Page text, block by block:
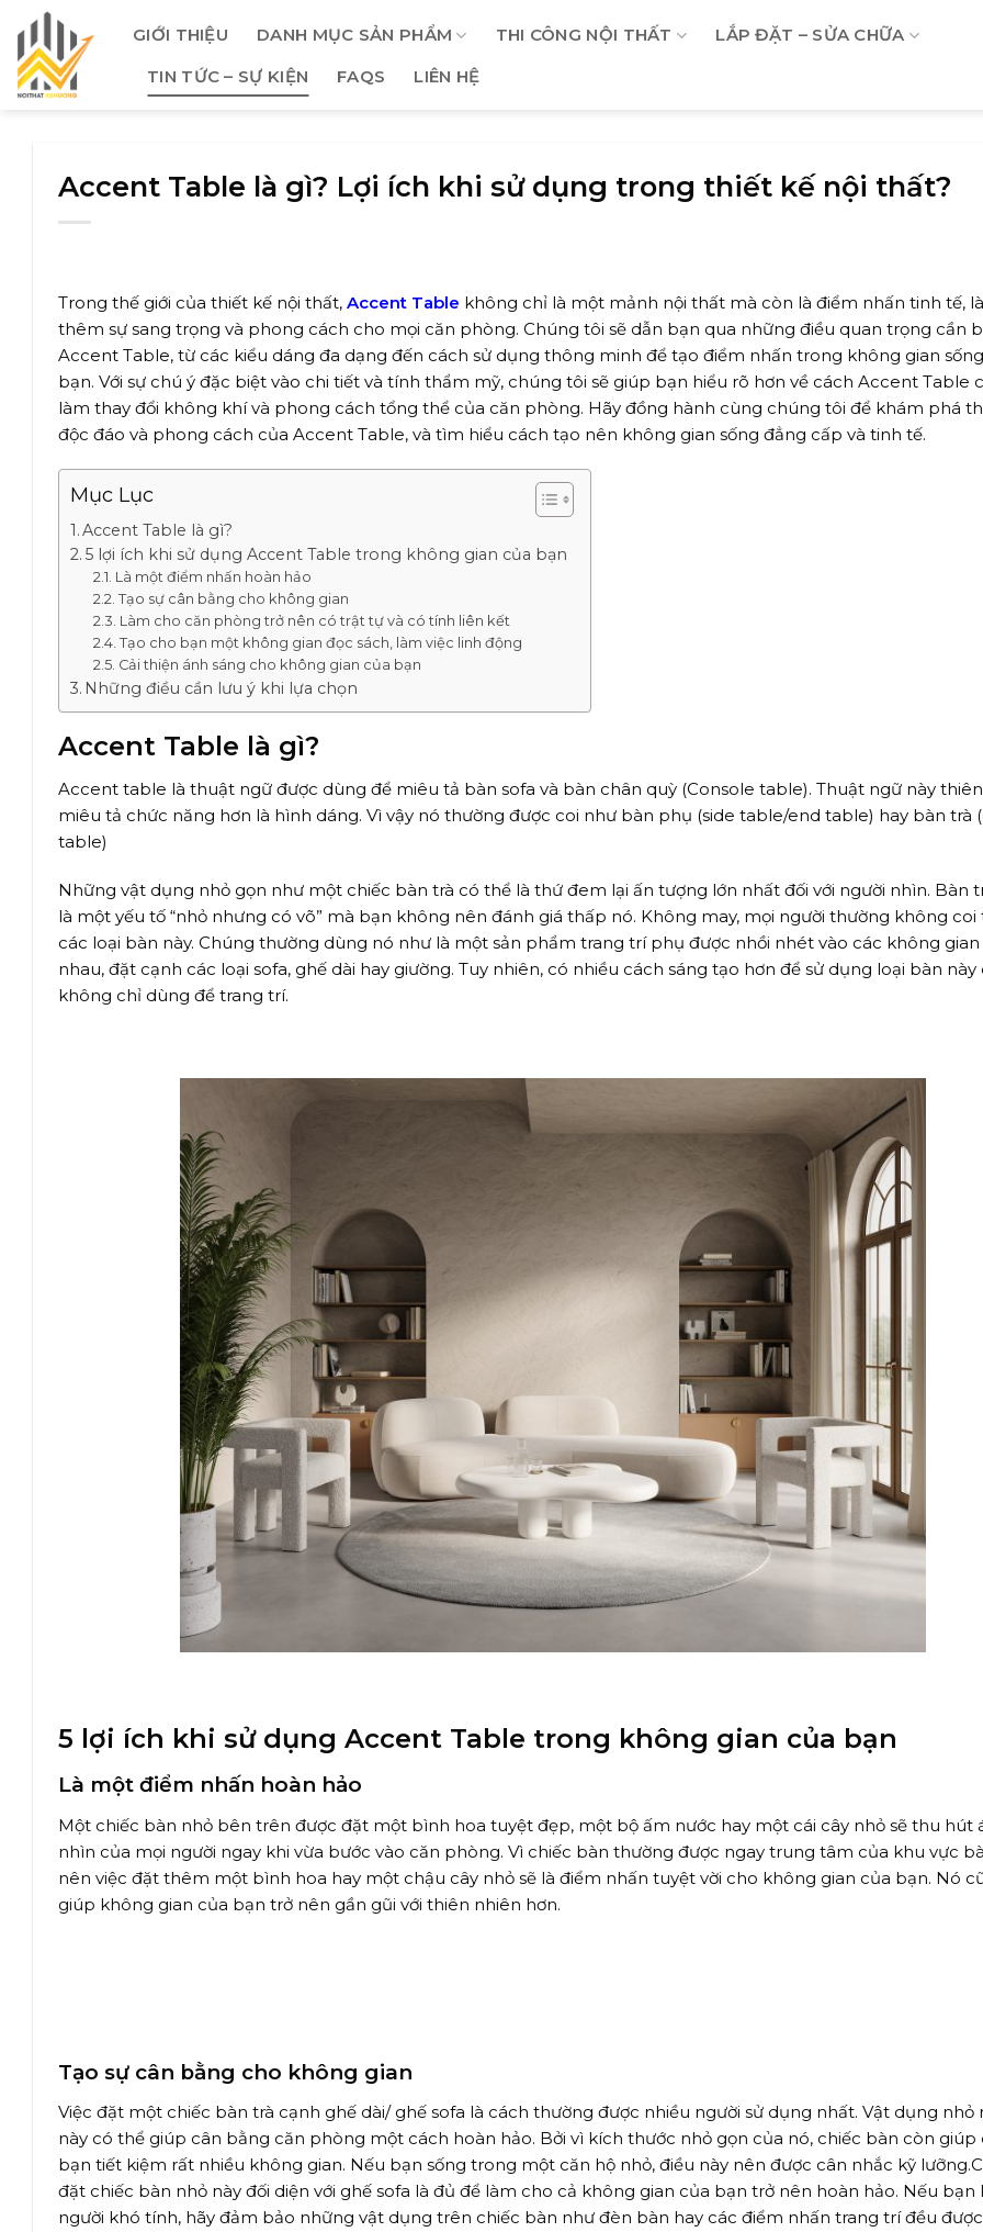
content
GIỚI THIỆU DANH MỤC SẢN PHẨM THI CÔNG NỘI THẤT
LẮP ĐẶT – SỬA CHỮA
TIN TỨC – SỰ KIỆN
FAQS LIÊN HỆ
Accent Table là gì? Lợi ích khi sử dụng trong thiết kế nội thất?
Trong thế giới của thiết kế nội thất, Accent Table không chỉ là một mảnh nội thất mà còn là điểm nhấn tinh tế,
thêm sự sang trọng và phong cách cho mọi căn phòng. Chúng tôi sẽ dẫn bạn qua những điều quan trọng cần
Accent Table, từ các kiểu dáng đa dạng đến cách sử dụng thông minh để tạo điểm nhấn trong không gian
bạn. Với sự chú ý đặc biệt vào chi tiết và tính thẩm mỹ, chúng tôi sẽ giúp bạn hiểu rõ hơn về cách Accent Table
làm thay đổi không khí và phong cách tổng thể của căn phòng. Hãy đồng hành cùng chúng tôi để khám phá
độc đáo và phong cách của Accent Table, và tìm hiểu cách tạo nên không gian sống đẳng cấp và tinh tế.
Mục Lục
Accent Table là gì?
5 lợi ích khi sử dụng Accent Table trong không gian của bạn
Là một điểm nhấn hoàn hảo
Tạo sự cân bằng cho không gian
Làm cho căn phòng trở nên có trật tự và có tính liên kết
Tạo cho bạn một không gian đọc sách, làm việc linh động
Cải thiện ánh sáng cho không gian của bạn
Những điều cần lưu ý khi lựa chọn
Accent Table là gì?
Accent table là thuật ngữ được dùng để miêu tả bàn sofa và bàn chân quỳ (Console table). Thuật ngữ này
miêu tả chức năng hơn là hình dáng. Vì vậy nó thường được coi như bàn phụ (side table/end table) hay bàn trà
table)
Những vật dụng nhỏ gọn như một chiếc bàn trà có thể là thứ đem lại ấn tượng lớn nhất đối với người nhìn. Bàn
là một yếu tố “nhỏ nhưng có võ” mà bạn không nên đánh giá thấp nó. Không may, mọi người thường không coi
các loại bàn này. Chúng thường dùng nó như là một sản phẩm trang trí phụ được nhồi nhét vào các không gian
nhau, đặt cạnh các loại sofa, ghế dài hay giường. Tuy nhiên, có nhiều cách sáng tạo hơn để sử dụng loại bàn này
không chỉ dùng để trang trí.
5 lợi ích khi sử dụng Accent Table trong không gian của bạn
Là một điểm nhấn hoàn hảo
Một chiếc bàn nhỏ bên trên được đặt một bình hoa tuyệt đẹp, một bộ ấm nước hay một cái cây nhỏ sẽ thu hút
nhìn của mọi người ngay khi vừa bước vào căn phòng. Vì chiếc bàn thường được ngay trung tâm của khu vực
nên việc đặt thêm một bình hoa hay một chậu cây nhỏ sẽ là điểm nhấn tuyệt vời cho không gian của bạn. Nó
giúp không gian của bạn trở nên gần gũi với thiên nhiên hơn.
Tạo sự cân bằng cho không gian
Việc đặt một chiếc bàn trà cạnh ghế dài/ ghế sofa là cách thường được nhiều người sử dụng nhất. Vật dụng nhỏ
này có thể giúp cân bằng căn phòng một cách hoàn hảo. Bởi vì kích thước nhỏ gọn của nó, chiếc bàn còn giúp
bạn tiết kiệm rất nhiều không gian. Nếu bạn sống trong một căn hộ nhỏ, điều này nên được cân nhắc kỹ
đặt chiếc bàn nhỏ này đối diện với ghế sofa là đủ để làm cho cả không gian của bạn trở nên hoàn hảo. Nếu bạn
người khó tính, hãy đảm bảo những vật dụng trên chiếc bàn như đèn bàn hay các điểm nhấn trang trí đều